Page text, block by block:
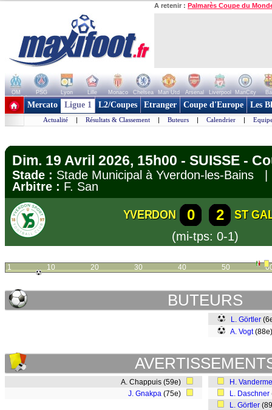
A retenir : Palmarès Coupe du
OM PSG Lyon Lille Monaco Chelsea Man Utd Arsenal Liverpool ManCity
+ de clubs
Mercato Ligue 1 L2/Coupes Etranger Coupe d'Europe Les
Actualité | Résultats & Classement | Buteurs | Calendrier |
Dim. 19 Avril 2026, 15h00 - SUISSE -
Stade : Stade Municipal à Yverdon-les-
Arbitre : F. San
YVERDON 0 2
ST
(mi-tps: 0-1)
1 10 20 30 40 50
BUTEURS
L. Görtler
A. Vogt
A. Chappuis (59e)
J. Gnakpa (75e)
H.
L. Daschner
L. Görtler